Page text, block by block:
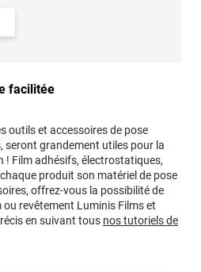
facilitée
outils et accessoires de pose
seront grandement utiles pour la
! Film adhésifs, électrostatiques,
produit son matériel de pose
offrez-vous la possibilité de
revêtement Luminis Films et
en suivant tous nos tutoriels de